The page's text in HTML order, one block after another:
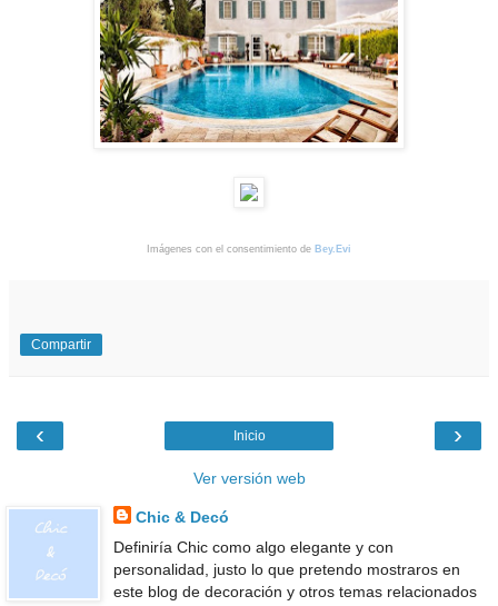
Imágenes con el consentimiento de Bey.Evi
Compartir
‹ ›
Inicio
Ver versión web
Chic & Decó
Definiría Chic como algo elegante y con
personalidad, justo lo que pretendo mostraros en
este blog de decoración y otros temas relacionados